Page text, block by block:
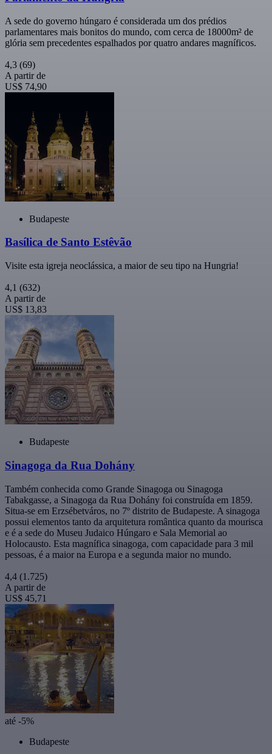
A sede do governo húngaro é considerada um dos prédios
parlamentares mais bonitos do mundo, com cerca de 18000m² de
glória sem precedentes espalhados por quatro andares magníficos.
4,3 (69)
A partir de
US$ 74,90
Budapeste
Basílica de Santo Estêvão
Visite esta igreja neoclássica, a maior de seu tipo na Hungria!
4,1 (632)
A partir de
US$ 13,83
Budapeste
Sinagoga da Rua Dohány
Também conhecida como Grande Sinagoga ou Sinagoga
Tabakgasse, a Sinagoga da Rua Dohány foi construída em 1859.
Situa-se em Erzsébetváros, no 7º distrito de Budapeste. A sinagoga
possui elementos tanto da arquitetura romântica quanto da mourisca
e é a sede do Museu Judaico Húngaro e Sala Memorial ao
Holocausto. Esta magnífica sinagoga, com capacidade para 3 mil
pessoas, é a maior na Europa e a segunda maior no mundo.
4,4 (1.725)
A partir de
US$ 45,71
até -5%
Budapeste